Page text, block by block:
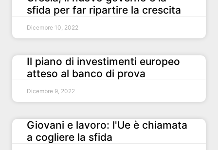
sfida per far ripartire la crescita
Dicembre 10, 2022
Il piano di investimenti europeo
atteso al banco di prova
Dicembre 9, 2022
Giovani e lavoro: l'Ue è chiamata
a cogliere la sfida